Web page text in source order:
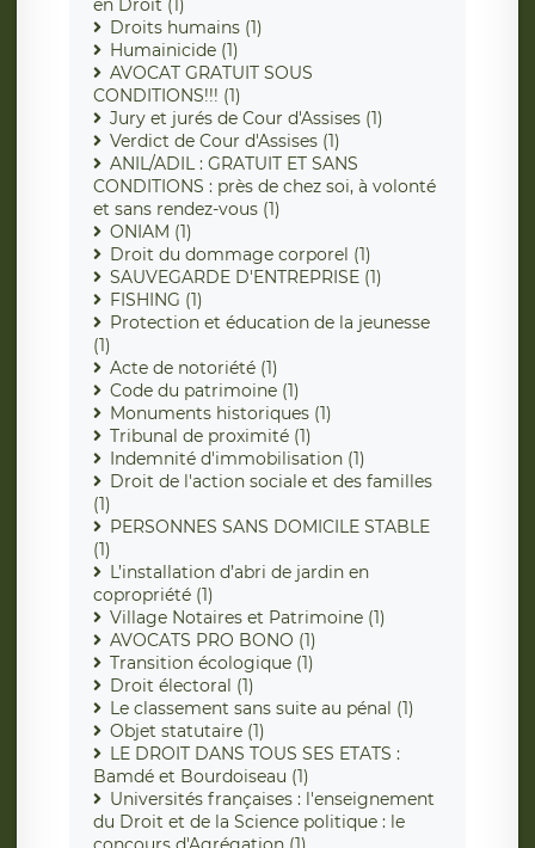
en Droit (1)
Droits humains (1)
Humainicide (1)
AVOCAT GRATUIT SOUS
CONDITIONS!!! (1)
Jury et jurés de Cour d'Assises (1)
Verdict de Cour d'Assises (1)
ANIL/ADIL : GRATUIT ET SANS
CONDITIONS : près de chez soi, à volonté
et sans rendez-vous (1)
ONIAM (1)
Droit du dommage corporel (1)
SAUVEGARDE D'ENTREPRISE (1)
FISHING (1)
Protection et éducation de la jeunesse
(1)
Acte de notoriété (1)
Code du patrimoine (1)
Monuments historiques (1)
Tribunal de proximité (1)
Indemnité d'immobilisation (1)
Droit de l'action sociale et des familles
(1)
PERSONNES SANS DOMICILE STABLE
(1)
L’installation d’abri de jardin en
copropriété (1)
Village Notaires et Patrimoine (1)
AVOCATS PRO BONO (1)
Transition écologique (1)
Droit électoral (1)
Le classement sans suite au pénal (1)
Objet statutaire (1)
LE DROIT DANS TOUS SES ETATS :
Bamdé et Bourdoiseau (1)
Universités françaises : l'enseignement
du Droit et de la Science politique : le